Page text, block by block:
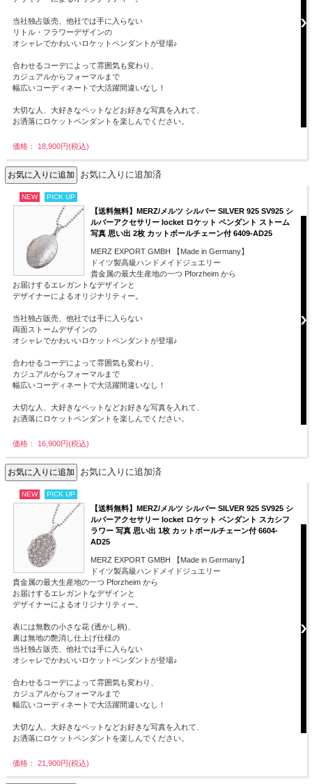
当社独占販売、他社では手に入らない
リトル・フラワーデザインの
オシャレでかわいいロケットペンダントが登場♪
合わせるコーデによって雰囲気も変わり、
カジュアルからフォーマルまで
幅広いコーディネートで大活躍間違いなし！
大切な人、大好きなペットなどお好きな写真を入れて、
お洒落にロケットペンダントを楽しんでください。
価格： 18,900円(税込)
お気に入りに追加済
NEW PICK UP
【送料無料】MERZ/メルツ シルバー SILVER 925 SV925 シ
ルバーアクセサリー locket ロケット ペンダント ストーム
写真 思い出 2枚 カットボールチェーン付 6409-AD25
MERZ EXPORT GMBH 【Made in Germany】
ドイツ製高級ハンドメイドジュエリー
貴金属の最大生産地の一つ Pforzheim から
お届けするエレガントなデザインと
デザイナーによるオリジナリティー。
当社独占販売、他社では手に入らない
両面ストームデザインの
オシャレでかわいいロケットペンダントが登場♪
合わせるコーデによって雰囲気も変わり、
カジュアルからフォーマルまで
幅広いコーディネートで大活躍間違いなし！
大切な人、大好きなペットなどお好きな写真を入れて、
お洒落にロケットペンダントを楽しんでください。
価格： 16,900円(税込)
お気に入りに追加済
NEW PICK UP
【送料無料】MERZ/メルツ シルバー SILVER 925 SV925 シ
ルバーアクセサリー locket ロケット ペンダント スカシフ
ラワー 写真 思い出 1枚 カットボールチェーン付 6604-
AD25
MERZ EXPORT GMBH 【Made in Germany】
ドイツ製高級ハンドメイドジュエリー
貴金属の最大生産地の一つ Pforzheim から
お届けするエレガントなデザインと
デザイナーによるオリジナリティー。
表には無数の小さな花 (透かし柄)、
裏は無地の艶消し仕上げ仕様の
当社独占販売、他社では手に入らない
オシャレでかわいいロケットペンダントが登場♪
合わせるコーデによって雰囲気も変わり、
カジュアルからフォーマルまで
幅広いコーディネートで大活躍間違いなし！
大切な人、大好きなペットなどお好きな写真を入れて、
お洒落にロケットペンダントを楽しんでください。
価格： 21,900円(税込)